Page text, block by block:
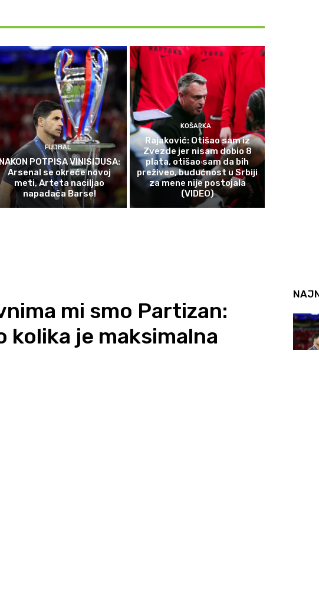
FUDBAL
NAKON POTPISA VINISIJUSA:
Arsenal se okreće novoj
meti, Arteta naciljao
napadača Barse!
KOŠARKA
Rajaković: Otišao sam iz
Zvezde jer nisam dobio 8
plata, otišao sam da bih
preživeo, budućnost u Srbiji
za mene nije postojala
(VIDEO)